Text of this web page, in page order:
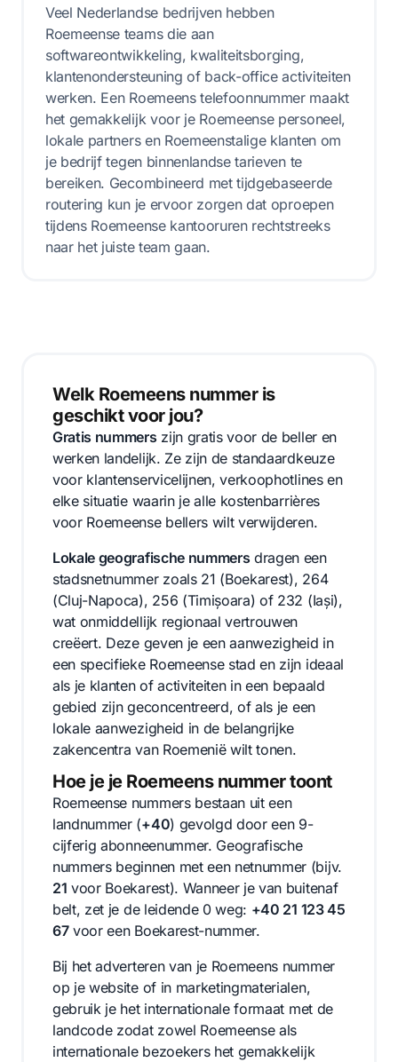
Veel Nederlandse bedrijven hebben
Roemeense teams die aan
softwareontwikkeling, kwaliteitsborging,
klantenondersteuning of back-office activiteiten
werken. Een Roemeens telefoonnummer maakt
het gemakkelijk voor je Roemeense personeel,
lokale partners en Roemeenstalige klanten om
je bedrijf tegen binnenlandse tarieven te
bereiken. Gecombineerd met tijdgebaseerde
routering kun je ervoor zorgen dat oproepen
tijdens Roemeense kantooruren rechtstreeks
naar het juiste team gaan.
Welk Roemeens nummer is
geschikt voor jou?
Gratis nummers zijn gratis voor de beller en
werken landelijk. Ze zijn de standaardkeuze
voor klantenservicelijnen, verkoophotlines en
elke situatie waarin je alle kostenbarrières
voor Roemeense bellers wilt verwijderen.
Lokale geografische nummers dragen een
stadsnetnummer zoals 21 (Boekarest), 264
(Cluj-Napoca), 256 (Timișoara) of 232 (Iași),
wat onmiddellijk regionaal vertrouwen
creëert. Deze geven je een aanwezigheid in
een specifieke Roemeense stad en zijn ideaal
als je klanten of activiteiten in een bepaald
gebied zijn geconcentreerd, of als je een
lokale aanwezigheid in de belangrijke
zakencentra van Roemenië wilt tonen.
Hoe je je Roemeens nummer toont
Roemeense nummers bestaan uit een
landnummer (+40) gevolgd door een 9-
cijferig abonneenummer. Geografische
nummers beginnen met een netnummer (bijv.
21 voor Boekarest). Wanneer je van buitenaf
belt, zet je de leidende 0 weg: +40 21 123 45
67voor een Boekarest-nummer.
Bij het adverteren van je Roemeens nummer
op je website of in marketingmaterialen,
gebruik je het internationale formaat met de
landcode zodat zowel Roemeense als
internationale bezoekers het gemakkelijk